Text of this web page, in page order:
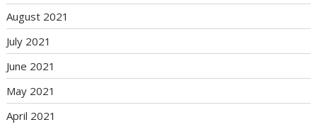
August 2021
July 2021
June 2021
May 2021
April 2021